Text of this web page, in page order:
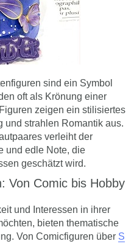
sind ein Symbol
oft als Krönung einer
zeigen ein stilisiertes
und strahlen Romantik aus.
verleiht der
und edle Note, die
geschätzt wird.
Von Comic bis Hobby
und Interessen in ihrer
bieten thematische
Von Comicfiguren über S